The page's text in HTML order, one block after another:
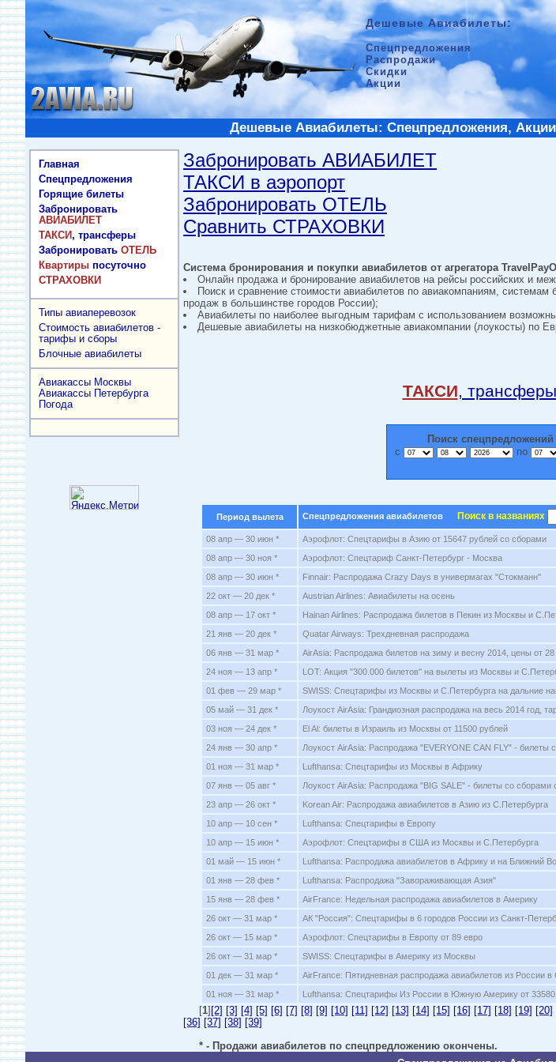
Дешевые Авиабилеты:
Спецпредложения
Распродажи
Скидки
Акции
Дешевые Авиабилеты: Спецпредложения,
Главная
Спецпредложения
Горящие билеты
Забронировать
АВИАБИЛЕТ
ТАКСИ, трансферы
Забронировать ОТЕЛЬ
Квартиры посуточно
СТРАХОВКИ
Типы авиаперевозок
Стоимость авиабилетов -
тарифы и сборы
Блочные авиабилеты
Авиакассы Москвы
Авиакассы Петербурга
Погода
Забронировать АВИАБИЛЕТ
ТАКСИ в аэропорт
Забронировать ОТЕЛЬ
Сравнить СТРАХОВКИ
Система бронирования и покупки авиабилетов от агрегатора
Онлайн продажа и бронирование авиабилетов на рейсы российских и
Поиск и сравнение стоимости авиабилетов по авиакомпаниям,
продаж в большинстве городов России);
Авиабилеты по наиболее выгодным тарифам с использованием
Дешевые авиабилеты на низкобюджетные авиакомпании (лоукосты) по
ТАКСИ,
Поиск
с
по
Период вылета Спецпредложения авиабилетов Поиск в названиях
08 апр — 30 июн * Аэрофлот: Спецтарифы в Азию от 15647 рублей со сборами
08 апр — 30 ноя *
Аэрофлот: Спецтариф Санкт-Петербург - Москва
08 апр — 30 июн *
Finnair: Распродажа Crazy Days в универмагах "Стокманн"
22 окт — 20 дек *
Austrian Airlines: Авиабилеты на осень
08 апр — 17 окт *
Hainan Airlines: Распродажа билетов в Пекин из Москвы и
21 янв — 20 дек *
Quatar Airways: Трехдневная распродажа
06 янв — 31 мар *
AirAsia: Распродажа билетов на зиму и весну 2014, цены от
24 ноя — 13 апр *
LOT: Акция "300.000 билетов" на вылеты из Москвы и
01 фев — 29 мар *
SWISS: Спецтарифы из Москвы и С.Петербурга на дальние
05 май — 31 дек *
Лоукост AirAsia: Грандиозная распродажа на весь 2014 год,
03 ноя — 24 дек *
El Al: билеты в Израиль из Москвы от 11500 рублей
24 янв — 30 апр *
Лоукост AirAsia: Распродажа "EVERYONE CAN FLY" - билеты
01 ноя — 31 мар *
Lufthansa: Спецтарифы из Москвы в Африку
07 янв — 05 авг *
Лоукост AirAsia: Распродажа "BIG SALE" - билеты со сборами
23 апр — 26 окт *
Korean Air: Распродажа авиабилетов в Азию из С.Петербурга
10 апр — 10 сен *
Lufthansa: Спецтарифы в Европу
10 апр — 15 июн *
Аэрофлот: Спецтарифы в США из Москвы и С.Петербурга
01 май — 15 июн *
Lufthansa: Распродажа авиабилетов в Африку и на Ближний
01 янв — 28 фев *
Lufthansa: Распродажа "Завораживающая Азия"
15 янв — 28 фев *
AirFrance: Недельная распродажа авиабилетов в Америку
26 окт — 31 мар *
АК "Россия": Спецтарифы в 6 городов России из Санкт-
26 окт — 15 мар *
Аэрофлот: Спецтарифы в Европу от 89 евро
26 окт — 31 мар *
SWISS: Спецтарифы в Америку из Москвы
01 дек — 31 мар *
AirFrance: Пятидневная распродажа авиабилетов из России
01 ноя — 31 мар *
Lufthansa: Спецтарифы Из России в Южную Америку от 33580
[1] [2] [3] [4] [5] [6] [7] [8] [9] [10] [11] [12] [13] [14] [15] [16] [17] [18] [19] [20]
[36] [37] [38] [39]
* - Продажи авиабилетов по спецпредложению окончены.